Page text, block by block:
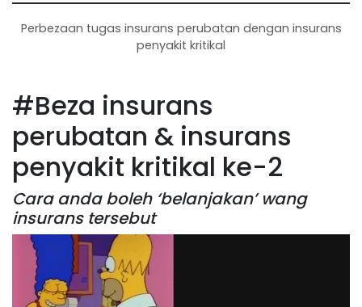
Perbezaan tugas insurans perubatan dengan insurans
penyakit kritikal
#Beza insurans
perubatan & insurans
penyakit kritikal ke-2
Cara anda boleh ‘belanjakan’ wang
insurans tersebut